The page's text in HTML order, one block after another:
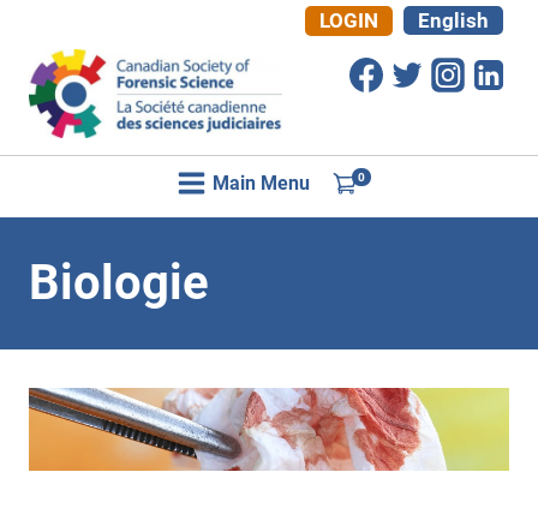
contenu
LOGIN English
Main Menu 0
Biologie